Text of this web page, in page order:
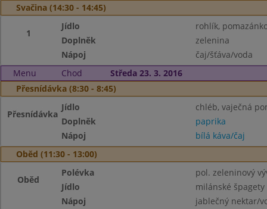
Svačina (14:30 - 14:45)
1
Jídlo
rohlík,
Doplněk
zelenina
Nápoj
čaj/šťáva/voda
Menu
Chod
Středa 23. 3. 2016
Přesnídávka (8:30 - 8:45)
Přesnídávka
Jídlo
chléb, vaječná
Doplněk
paprika
Nápoj
bílá káva/čaj
Oběd (11:30 - 13:00)
Oběd
Polévka
pol. zeleninový
Jídlo
milánské špagety
Nápoj
jablečný nektar/